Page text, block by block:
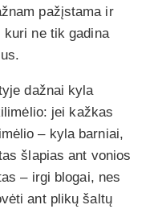
pažįstama ir
kuri ne tik gadina
dažnai kyla
jei kažkas
– kyla barniai,
šlapias ant vonios
– irgi blogai, nes
ant plikų šaltų